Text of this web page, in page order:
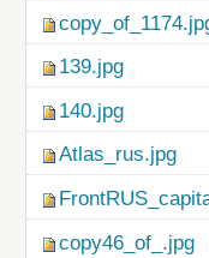
139.jpg
140.jpg
Atlas_rus.jpg
copy46_of_.jpg